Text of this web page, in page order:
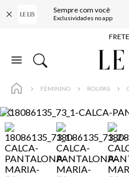
Sempre com você
Exclusividades no appENTREGA
FEMININO ROUPAS